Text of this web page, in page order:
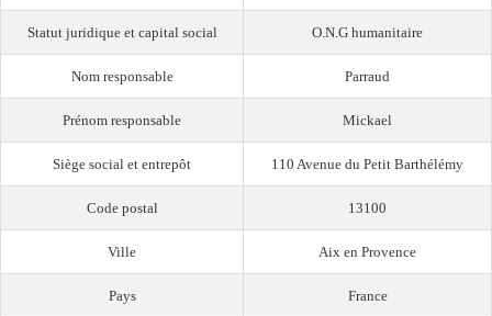
Statut juridique et capital social O.N.G humanitaire
Nom responsable Parraud
Prénom responsable Mickael
Siège social et entrepôt 110 Avenue du Petit Barthélémy
Code postal 13100
Ville Aix en Provence
Pays France